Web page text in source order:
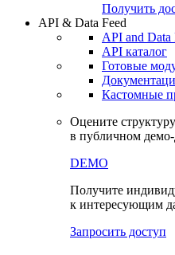
Получить
API & Data Feed
API and Data
API каталог
Готовые
Кастомные
Оцените
в публичном демо-
DEMO
Получите
к интересующим
Запросить доступ